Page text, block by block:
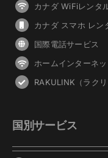
カナダ WiFiレンタ
カナダ スマホ レン
国際電話サービス
ホームインターネッ
RAKULINK（ラクリ
国別サービス